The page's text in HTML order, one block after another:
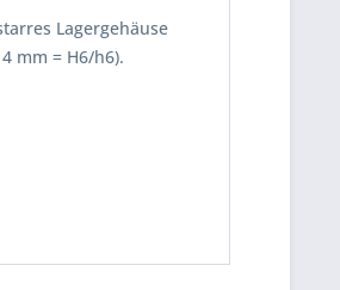
Lagergehäuse
mm = H6/h6).